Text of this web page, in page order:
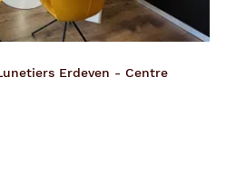
Erdeven - Centre